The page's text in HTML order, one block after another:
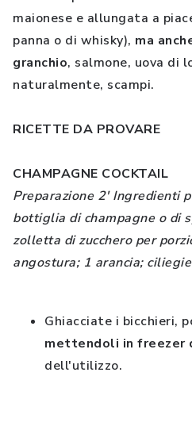
maionese e allungata a
panna o di whisky), ma
granchio, salmone, uova di
naturalmente, scampi.
RICETTE DA PROVARE
CHAMPAGNE COCKTAIL
Preparazione 2' Ingredienti
bottiglia di champagne o di
zolletta di zucchero per
angostura; 1 arancia;
Ghiacciate i bicchieri,
mettendoli in freezer
dell'utilizzo.